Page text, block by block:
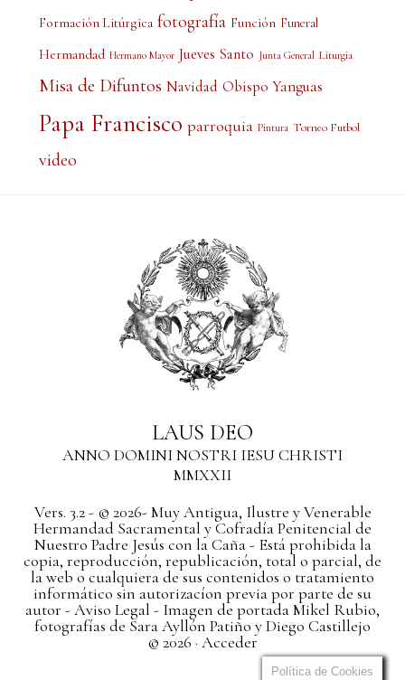
Formación Litúrgica fotografía Función Funeral
Hermandad Hermano Mayor Jueves Santo Junta General Liturgia
Misa de Difuntos Navidad Obispo Yanguas
Papa Francisco parroquia Pintura Torneo Futbol
video
LAUS DEO
ANNO DOMINI NOSTRI IESU CHRISTI
MMXXII
Vers. 3.2 - © 2026- Muy Antigua, Ilustre y Venerable
Hermandad Sacramental y Cofradía Penitencial de
Nuestro Padre Jesús con la Caña - Está prohibida la
copia, reproducción, republicación, total o parcial, de
la web o cualquiera de sus contenidos o tratamiento
informático sin autorizacíon previa por parte de su
autor - Aviso Legal - Imagen de portada Mikel Rubio,
fotografías de Sara Ayllón Patiño y Diego Castillejo
© 2026 · Acceder
Política de Cookies